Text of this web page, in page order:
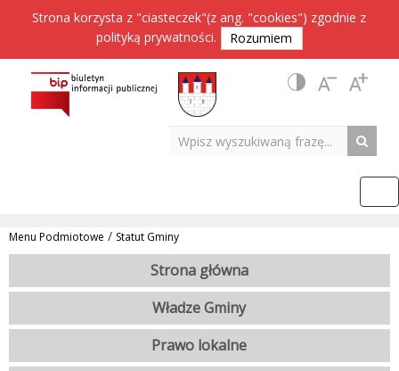
Strona korzysta z "ciasteczek"(z ang. "cookies") zgodnie z
polityką prywatności. Rozumiem
Menu Podmiotowe / Statut Gminy
Strona główna
Władze Gminy
Prawo lokalne